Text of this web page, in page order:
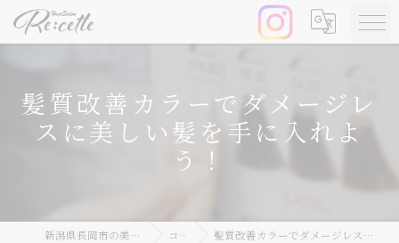
髪質改善カラーでダメージレ
スに美しい髪を手に入れよ
う！
新潟県長岡市の美容院ならRe:cette コラム 髪質改善カラーでダメージレスに美しい髪を手に入れよう！